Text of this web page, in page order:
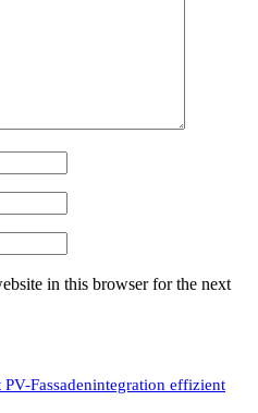
in this browser for the next
Fassadenintegration effizient